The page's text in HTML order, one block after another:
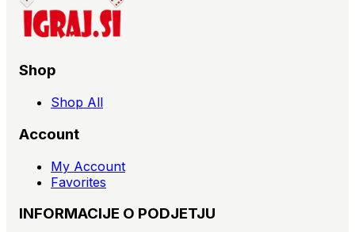
Shop
Shop All
Account
My Account
Favorites
INFORMACIJE O PODJETJU